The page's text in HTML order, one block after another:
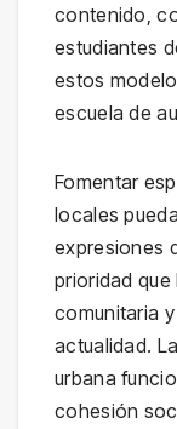
contenido,
estudiantes
estos
escuela de
Fomentar
locales
expresiones
prioridad
comunitaria
actualidad.
urbana
cohesión